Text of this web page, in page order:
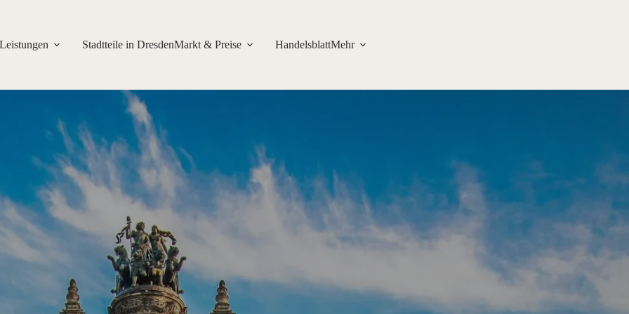
Leistungen Stadtteile in DresdenMarkt & Preise HandelsblattMehr